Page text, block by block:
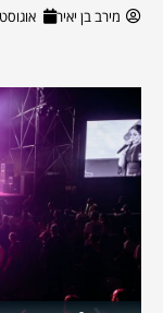
מירב בן יאיר אוגוסט 4,